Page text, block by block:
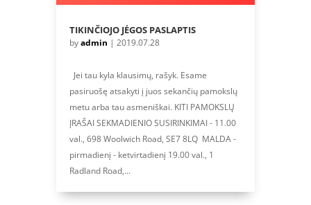
TIKINČIOJO JĖGOS PASLAPTIS
byadmin | 2019.07.28
Jei tau kyla klausimų, rašyk. Esame
pasiruošę atsakyti į juos sekančių pamokslų
metu arba tau asmeniškai. KITI PAMOKSLŲ
ĮRAŠAI SEKMADIENIO SUSIRINKIMAI - 11.00
val., 698 Woolwich Road, SE7 8LQ MALDA -
pirmadienį - ketvirtadienį 19.00 val., 1
Radland Road,...